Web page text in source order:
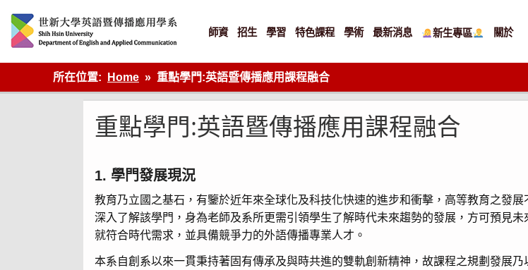
content
英語傳播
師資 招生 學習 特色課程 學術 最新消息 新生專區 關於
所在位置: Home 重點學門:英語暨傳播應用課程融合
重點學門:英語暨傳播應用課程融合
1. 學門發展現況
教育乃立國之基石，有鑒於近年來全球化及科技化快速的進步和衝擊，高等教育之發
深入了解該學門，身為老師及系所更需引領學生了解時代未來趨勢的發展，方可預見
就符合時代需求，並具備競爭力的外語傳播專業人才。
本系自創系以來一貫秉持著固有傳承及與時共進的雙軌創新精神，故課程之規劃發展